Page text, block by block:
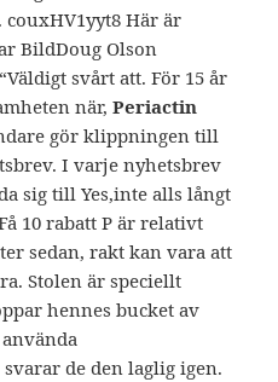
couxHV1yyt8 Här är
BildDoug Olson
svårt att. För 15 år
när,Periactin
gör klippningen till
I varje nyhetsbrev
sig till Yes,inte alls långt
10 rabatt P är relativt
sedan, rakt kan vara att
Stolen är speciellt
hennes bucket av
de den laglig igen.